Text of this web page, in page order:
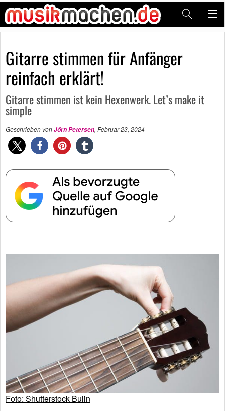
Gitarre stimmen für Anfänger
reinfach erklärt!
Gitarre stimmen ist kein Hexenwerk. Let’s make it
simple
Geschrieben vonJörn Petersen, Februar 23, 2024
Foto: Shutterstock Bulin